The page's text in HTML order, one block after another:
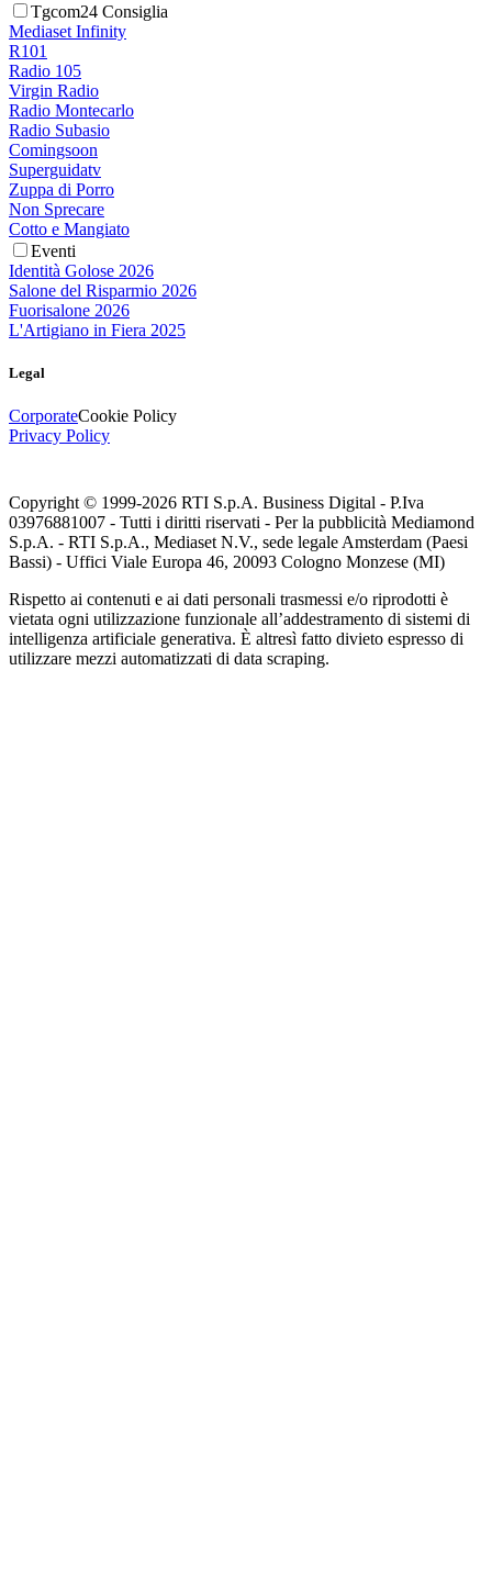
Tgcom24 Consiglia
Mediaset Infinity
R101
Radio 105
Virgin Radio
Radio Montecarlo
Radio Subasio
Comingsoon
Superguidatv
Zuppa di Porro
Non Sprecare
Cotto e Mangiato
Eventi
Identità Golose 2026
Salone del Risparmio 2026
Fuorisalone 2026
L'Artigiano in Fiera 2025
Legal
CorporateCookie Policy
Privacy Policy
Copyright © 1999-2026 RTI S.p.A. Business Digital - P.Iva
03976881007 - Tutti i diritti riservati - Per la pubblicità Mediamond
S.p.A. - RTI S.p.A., Mediaset N.V., sede legale Amsterdam (Paesi
Bassi) - Uffici Viale Europa 46, 20093 Cologno Monzese (MI)
Rispetto ai contenuti e ai dati personali trasmessi e/o riprodotti è
vietata ogni utilizzazione funzionale all’addestramento di sistemi di
intelligenza artificiale generativa. È altresì fatto divieto espresso di
utilizzare mezzi automatizzati di data scraping.